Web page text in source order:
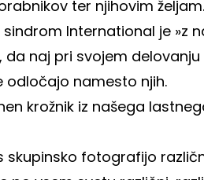
ter njihovim
International je »z
da naj pri svojem
odločajo namesto njih.
krožnik iz našega
skupinsko fotografijo